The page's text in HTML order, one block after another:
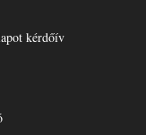
kérdőív